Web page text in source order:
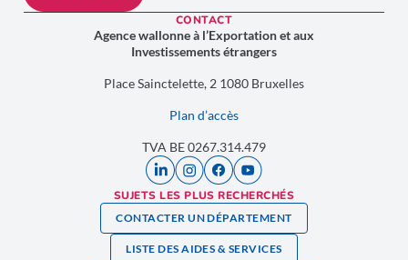
CONTACT
Agence wallonne à l’Exportation et aux
Investissements étrangers
Place Sainctelette, 2 1080 Bruxelles
Plan d’accès
TVA BE 0267.314.479
SUJETS LES PLUS RECHERCHÉS
CONTACTER UN DÉPARTEMENT
LISTE DES AIDES & SERVICES